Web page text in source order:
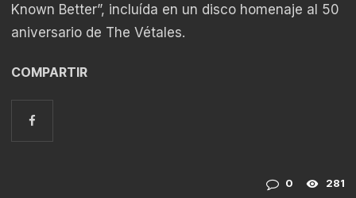
Known Better”, incluída en un disco homenaje al 50
aniversario de The Vétales.
COMPARTIR
0 281